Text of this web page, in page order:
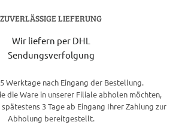
ZUVERLÄSSIGE LIEFERUNG
Wir liefern per DHL
Sendungsverfolgung
Werktage nach Eingang der Bestellung.
die Ware in unserer Filiale abholen möchten,
3 Tage ab Eingang Ihrer Zahlung zur
Abholung bereitgestellt.